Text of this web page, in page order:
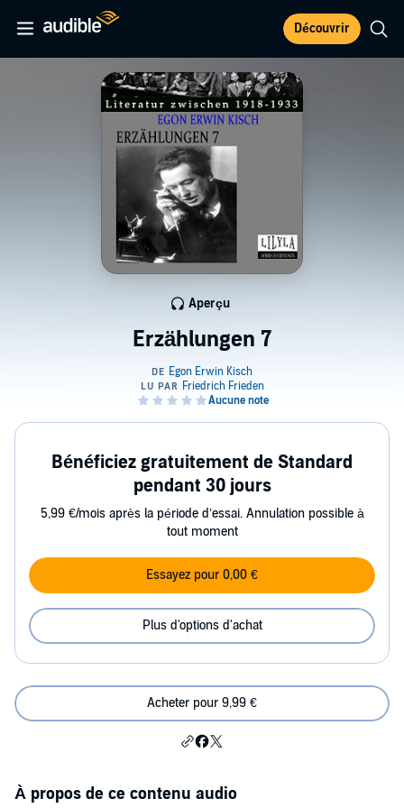
Découvrir
Erzählungen 7
Aperçu
Bénéficiez gratuitement de Standard
pendant 30 jours
5,99 €/mois après la période d’essai. Annulation possible à
tout moment
Essayez pour 0,00 €
Plus d'options d'achat
Acheter pour 9,99 €
À propos de ce contenu audio